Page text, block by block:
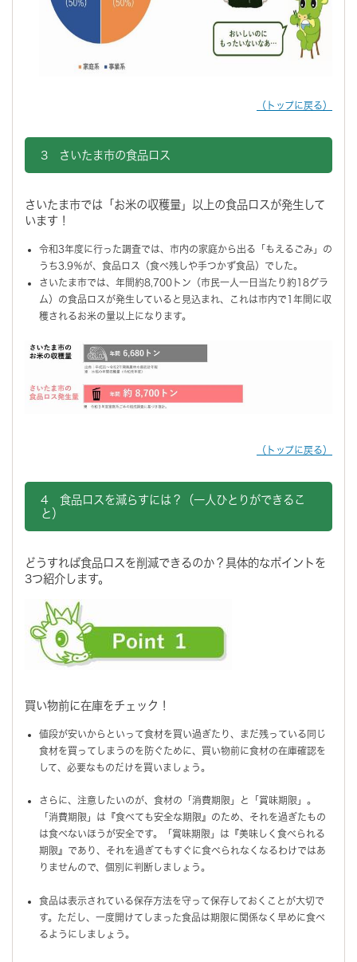
（トップに戻る）
3 さいたま市の食品ロス
さいたま市では「お米の収穫量」以上の食品ロスが発生して
います！
令和3年度に行った調査では、市内の家庭から出る「もえるごみ」の
うち3.9％が、食品ロス（食べ残しや手つかず食品）でした。
さいたま市では、年間約8,700トン（市民一人一日当たり約18グラ
ム）の食品ロスが発生していると見込まれ、これは市内で1年間に収
穫されるお米の量以上になります。
（トップに戻る）
4 食品ロスを減らすには？（一人ひとりができるこ
と）
どうすれば食品ロスを削減できるのか？具体的なポイントを
3つ紹介します。
買い物前に在庫をチェック！
値段が安いからといって食材を買い過ぎたり、まだ残っている同じ
食材を買ってしまうのを防ぐために、買い物前に食材の在庫確認を
して、必要なものだけを買いましょう。
さらに、注意したいのが、食材の「消費期限」と「賞味期限」。
「消費期限」は『食べても安全な期限』のため、それを過ぎたもの
は食べないほうが安全です。「賞味期限」は『美味しく食べられる
期限』であり、それを過ぎてもすぐに食べられなくなるわけではあ
りませんので、個別に判断しましょう。
食品は表示されている保存方法を守って保存しておくことが大切で
す。ただし、一度開けてしまった食品は期限に関係なく早めに食べ
るようにしましょう。